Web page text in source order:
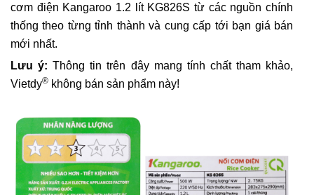
cơm điện Kangaroo 1.2 lít KG826S từ các nguồn chính
thống theo từng tỉnh thành và cung cấp tới bạn giá bán
mới nhất.
Lưu ý: Thông tin trên đây mang tính chất tham khảo,
Vietdy® không bán sản phẩm này!